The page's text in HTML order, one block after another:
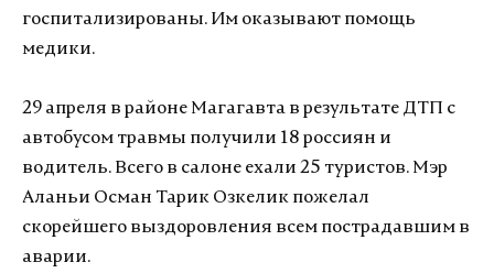
госпитализированы. Им оказывают помощь
медики.
29 апреля в районе Магагавта в результате ДТП с
автобусом травмы получили 18 россиян и
водитель. Всего в салоне ехали 25 туристов. Мэр
Аланьи Осман Тарик Озкелик пожелал
скорейшего выздоровления всем пострадавшим в
аварии.